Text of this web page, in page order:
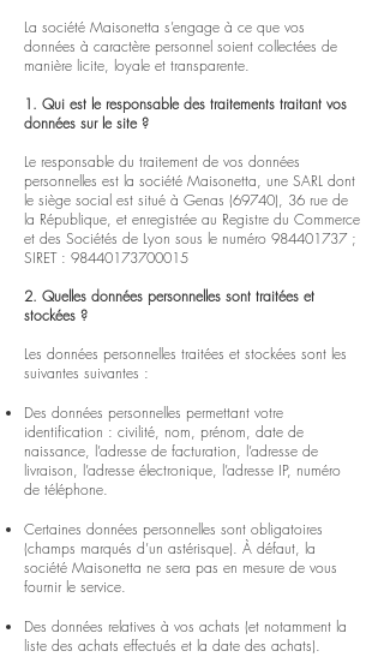
La société Maisonetta s’engage à ce que vos
données à caractère personnel soient collectées de
manière licite, loyale et transparente.
1. Qui est le responsable des traitements traitant vos
données sur le site ?
Le responsable du traitement de vos données
personnelles est la société Maisonetta, une SARL dont
le siège social est situé à Genas (69740), 36 rue de
la République, et enregistrée au Registre du Commerce
et des Sociétés de Lyon sous le numéro 984401737;
SIRET : 98440173700015
2. Quelles données personnelles sont traitées et
stockées ?
Les données personnelles traitées et stockées sont les
suivantes suivantes :
Des données personnelles permettant votre
identification : civilité, nom, prénom, date de
naissance, l’adresse de facturation, l’adresse de
livraison, l’adresse électronique, l’adresse IP, numéro
de téléphone.
Certaines données personnelles sont obligatoires
(champs marqués d’un astérisque). À défaut, la
société Maisonetta ne sera pas en mesure de vous
fournir le service.
Des données relatives à vos achats (et notamment la
liste des achats effectués et la date des achats).